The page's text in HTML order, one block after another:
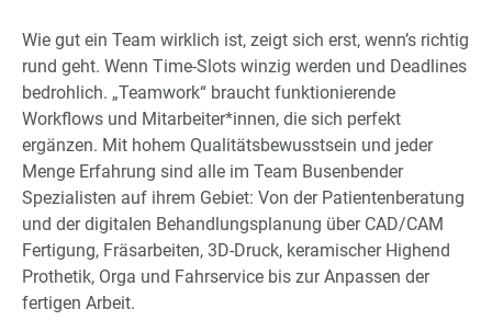
Wie gut ein Team wirklich ist, zeigt sich erst, wenn’s richtig
rund geht. Wenn Time-Slots winzig werden und Deadlines
bedrohlich. „Teamwork“ braucht funktionierende
Workflows und Mitarbeiter*innen, die sich perfekt
ergänzen. Mit hohem Qualitätsbewusstsein und jeder
Menge Erfahrung sind alle im Team Busenbender
Spezialisten auf ihrem Gebiet: Von der Patientenberatung
und der digitalen Behandlungsplanung über CAD/CAM
Fertigung, Fräsarbeiten, 3D-Druck, keramischer Highend
Prothetik, Orga und Fahrservice bis zur Anpassen der
fertigen Arbeit.